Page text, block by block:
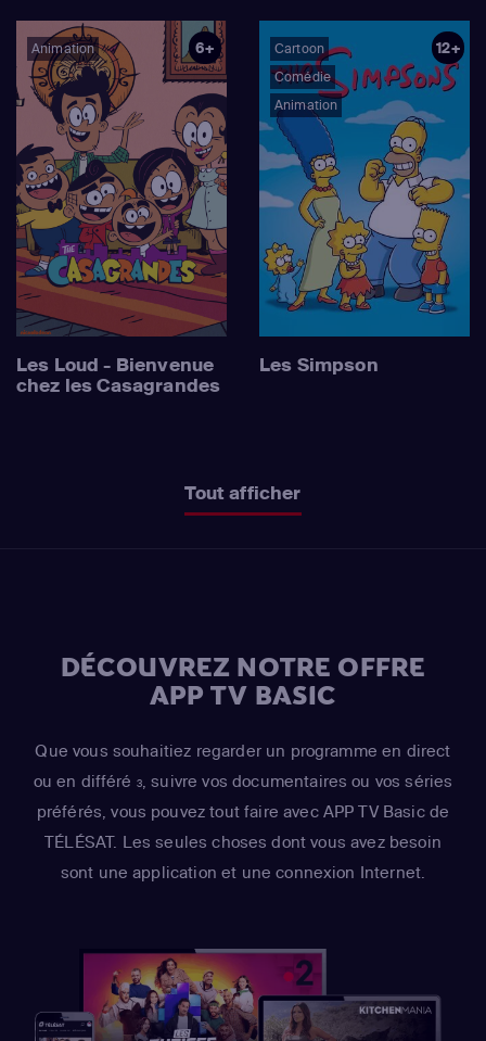
Animation 6+
Les Loud - Bienvenue
chez les Casagrandes
Cartoon
Comédie
Animation
12+
Les Simpson
Tout afficher
DÉCOUVREZ NOTRE OFFRE
APP TV BASIC
Que vous souhaitiez regarder un programme en direct
ou en différé 3, suivre vos documentaires ou vos séries
préférés, vous pouvez tout faire avec APP TV Basic de
TÉLÉSAT. Les seules choses dont vous avez besoin
sont une application et une connexion Internet.